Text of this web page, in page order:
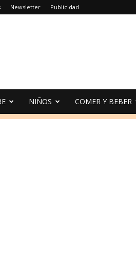
Newsletter Publicidad
NIÑOS COMER Y BEBER